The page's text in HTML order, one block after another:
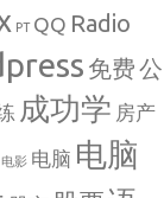
PT QQ Radio
免费公
成功学 房产
电影 电脑 电脑